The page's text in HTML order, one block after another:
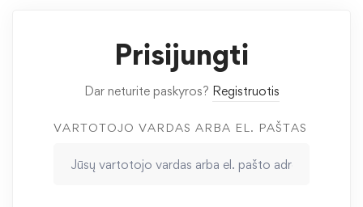
Prisijungti
Dar neturite paskyros? Registruotis
VARTOTOJO VARDAS ARBA EL. PAŠTAS